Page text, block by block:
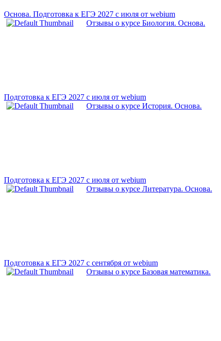
Основа. Подготовка к ЕГЭ 2027 с июля от webium
Отзывы о курсе Биология. Основа.
Подготовка к ЕГЭ 2027 с июля от webium
Отзывы о курсе История. Основа.
Подготовка к ЕГЭ 2027 с июля от webium
Отзывы о курсе Литература. Основа.
Подготовка к ЕГЭ 2027 с сентября от webium
Отзывы о курсе Базовая математика.